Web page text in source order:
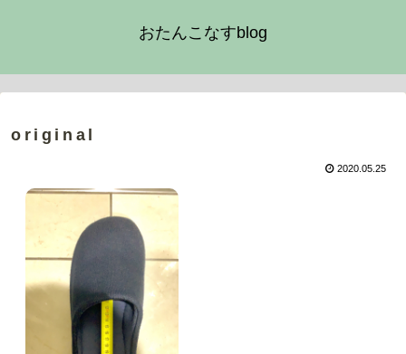
おたんこなすblog
original
2020.05.25